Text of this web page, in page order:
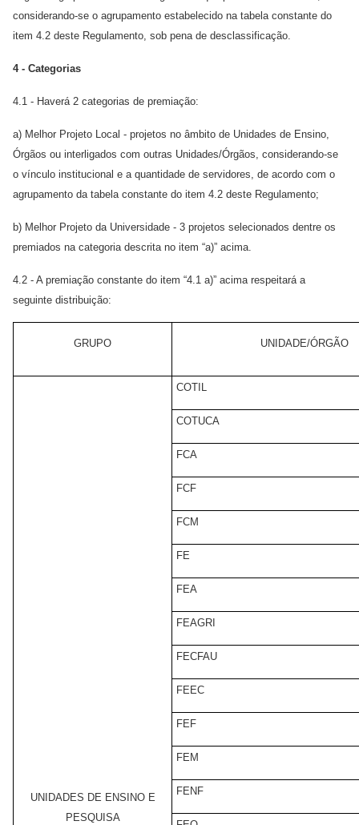
considerando-se o agrupamento estabelecido na tabela constante do
item 4.2 deste Regulamento, sob pena de desclassificação.
4 - Categorias
4.1 - Haverá 2 categorias de premiação:
a) Melhor Projeto Local - projetos no âmbito de Unidades de Ensino,
Órgãos ou interligados com outras Unidades/Órgãos, considerando-se
o vínculo institucional e a quantidade de servidores, de acordo com o
agrupamento da tabela constante do item 4.2 deste Regulamento;
b) Melhor Projeto da Universidade - 3 projetos selecionados dentre os
premiados na categoria descrita no item “a)” acima.
4.2 - A premiação constante do item “4.1 a)” acima respeitará a
seguinte distribuição:
GRUPO UNIDADE/ÓRGÃO
UNIDADES DE ENSINO E
PESQUISA
COTIL
COTUCA
FCA
FCF
FCM
FE
FEA
FEAGRI
FECFAU
FEEC
FEF
FEM
FENF